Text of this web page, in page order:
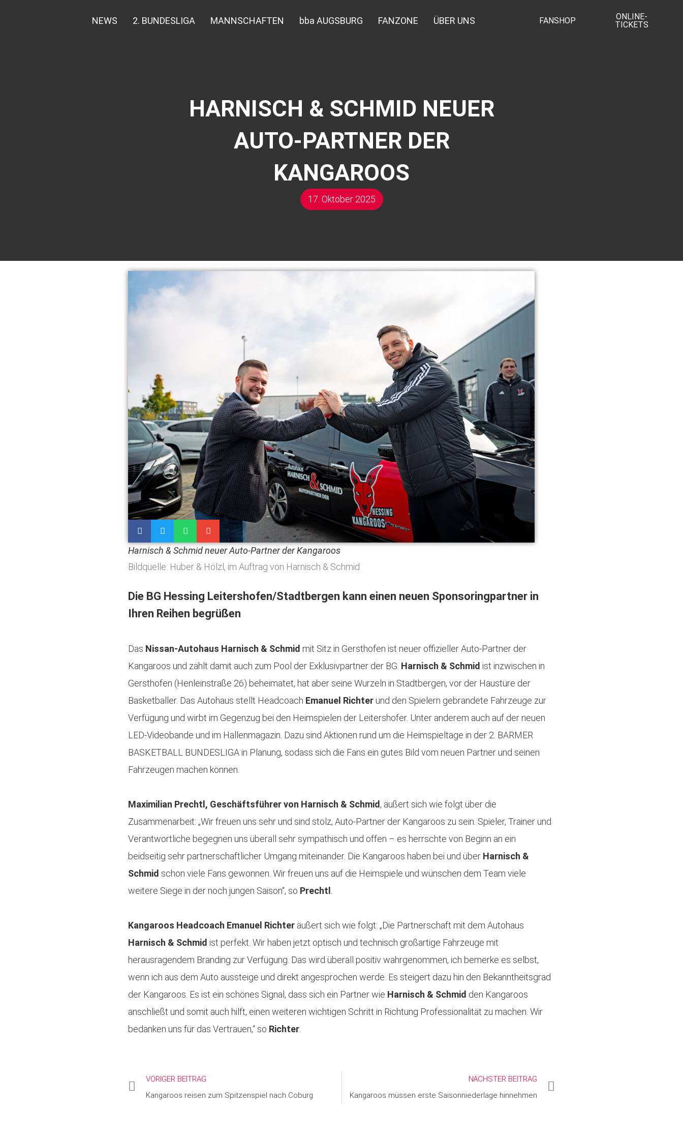
NEWS 2. BUNDESLIGA MANNSCHAFTEN bba AUGSBURG FANZONE ÜBER UNS FANSHOP
ONLINE-
TICKETS
HARNISCH & SCHMID NEUER
AUTO-PARTNER DER
KANGAROOS
17. Oktober 2025
Harnisch & Schmid neuer Auto-Partner der Kangaroos
Bildquelle: Huber & Hölzl, im Auftrag von Harnisch & Schmid
Die BG Hessing Leitershofen/Stadtbergen kann einen neuen Sponsoringpartner in
Ihren Reihen begrüßen
Das Nissan-Autohaus Harnisch & Schmid mit Sitz in Gersthofen ist neuer offizieller Auto-Partner der
Kangaroos und zählt damit auch zum Pool der Exklusivpartner der BG. Harnisch & Schmid ist inzwischen in
Gersthofen (Henleinstraße 26) beheimatet, hat aber seine Wurzeln in Stadtbergen, vor der Haustüre der
Basketballer. Das Autohaus stellt Headcoach Emanuel Richter und den Spielern gebrandete Fahrzeuge zur
Verfügung und wirbt im Gegenzug bei den Heimspielen der Leitershofer. Unter anderem auch auf der neuen
LED-Videobande und im Hallenmagazin. Dazu sind Aktionen rund um die Heimspieltage in der 2. BARMER
BASKETBALL BUNDESLIGA in Planung, sodass sich die Fans ein gutes Bild vom neuen Partner und seinen
Fahrzeugen machen können.
Maximilian Prechtl, Geschäftsführer von Harnisch & Schmid, äußert sich wie folgt über die
Zusammenarbeit: „Wir freuen uns sehr und sind stolz, Auto-Partner der Kangaroos zu sein. Spieler, Trainer und
Verantwortliche begegnen uns überall sehr sympathisch und offen – es herrschte von Beginn an ein
beidseitig sehr partnerschaftlicher Umgang miteinander. Die Kangaroos haben bei und über Harnisch &
Schmid schon viele Fans gewonnen. Wir freuen uns auf die Heimspiele und wünschen dem Team viele
weitere Siege in der noch jungen Saison“, so Prechtl
Kangaroos Headcoach Emanuel Richter äußert sich wie folgt: „Die Partnerschaft mit dem Autohaus
Harnisch & Schmid ist perfekt. Wir haben jetzt optisch und technisch großartige Fahrzeuge mit
herausragendem Branding zur Verfügung. Das wird überall positiv wahrgenommen, ich bemerke es selbst,
wenn ich aus dem Auto aussteige und direkt angesprochen werde. Es steigert dazu hin den Bekanntheitsgrad
der Kangaroos. Es ist ein schönes Signal, dass sich ein Partner wie Harnisch & Schmid den Kangaroos
anschließt und somit auch hilft, einen weiteren wichtigen Schritt in Richtung Professionalität zu machen. Wir
bedanken uns für das Vertrauen,“ so Richter
VORIGER BEITRAG
Kangaroos reisen zum Spitzenspiel nach Coburg
NÄCHSTER BEITRAG
Kangaroos müssen erste Saisonniederlage hinnehmen